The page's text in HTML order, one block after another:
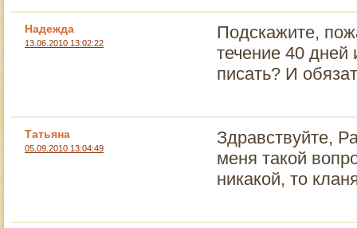
Надежда
13.06.2010 13:02:22
Подскажите,
течение 40 дней
писать? И
Татьяна
05.09.2010 13:04:49
Здравствуйте,
меня такой
никакой, то